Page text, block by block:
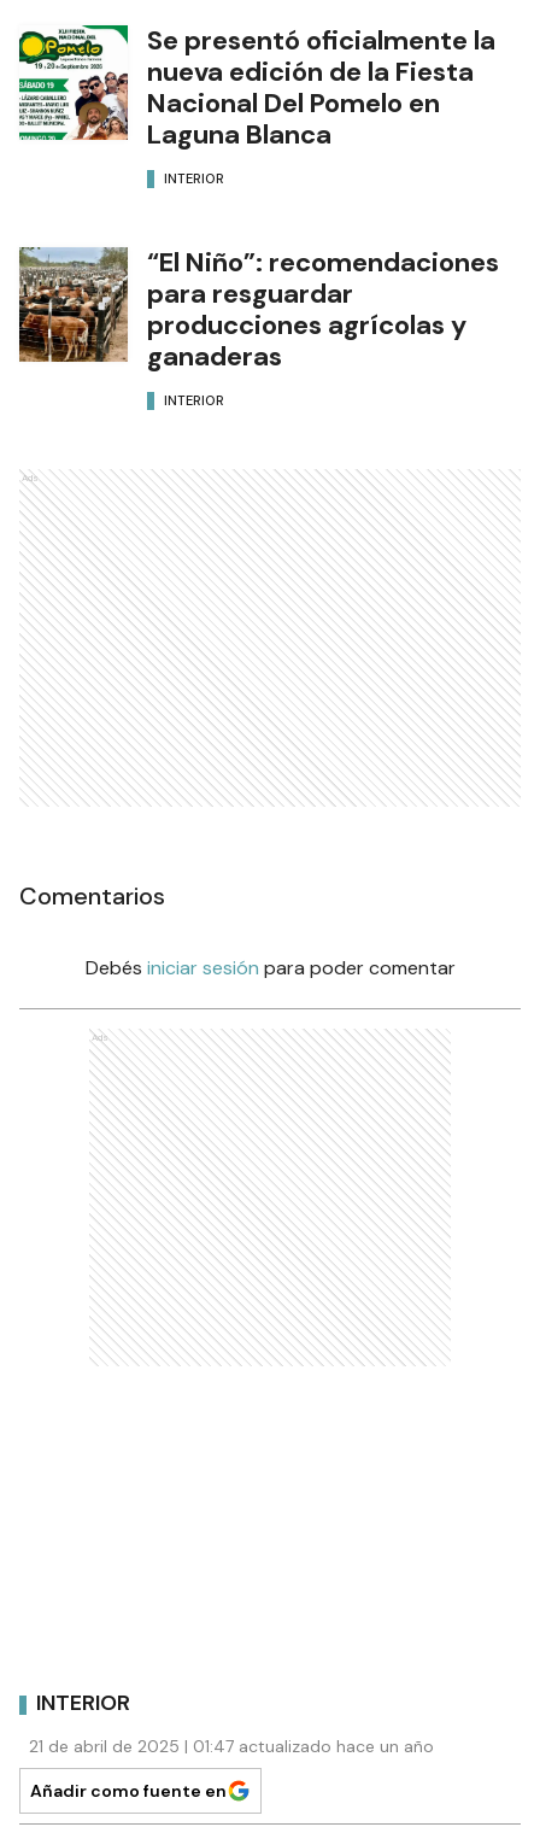
Se presentó oficialmente la
nueva edición de la Fiesta
Nacional Del Pomelo en
Laguna Blanca
INTERIOR
“El Niño”: recomendaciones
para resguardar
producciones agrícolas y
ganaderas
INTERIOR
Ads
Comentarios
Debés iniciar sesión para poder comentar
Ads
INTERIOR
21 de abril de 2025 | 01:47 actualizado hace un año
Añadir como fuente en